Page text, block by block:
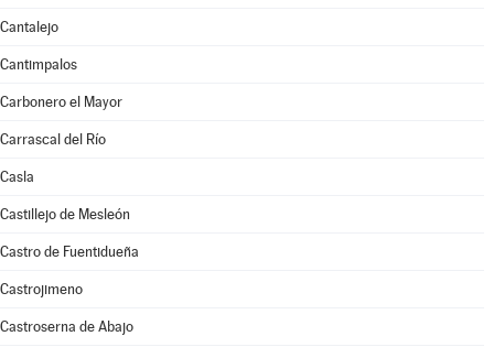
Cantalejo
Cantimpalos
Carbonero el Mayor
Carrascal del Río
Casla
Castillejo de Mesleón
Castro de Fuentidueña
Castrojimeno
Castroserna de Abajo